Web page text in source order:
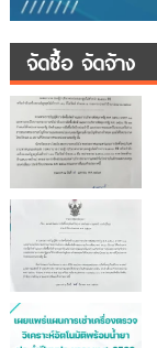
จัดซื้อ จัดจ้าง